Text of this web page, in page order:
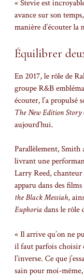
« Stevie est
avance sur son
manière d’écouter la
Équilibrer
En 2017, le rôle de
groupe R&B
écouter, l’a propulsé
The New Edition Story
aujourd’hui.
Parallèlement, Smith
livrant une
Larry Reed,
apparu dans des
the Black Messiah,
Euphoriadans le rôle
« Il arrive qu’on ne
il faut parfois choisir
l’inverse. Ce que
sain pour moi-